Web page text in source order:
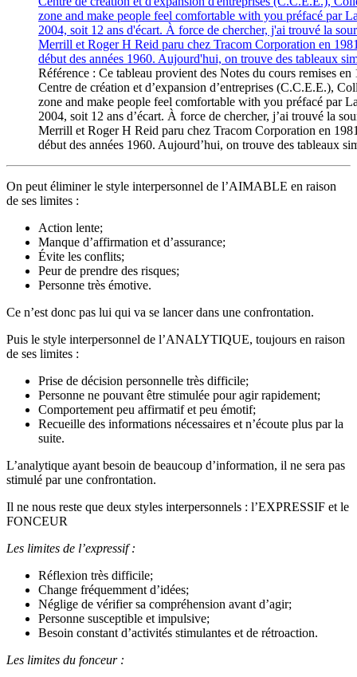
Référence : Ce tableau provient des Notes du cours remises
Centre de création et d’expansion d’entreprises (C.C.E.E.),
zone and make people feel comfortable with you préfacé par
2004, soit 12 ans d’écart. À force de chercher, j’ai trouvé la
Merrill et Roger H Reid paru chez Tracom Corporation en
début des années 1960. Aujourd’hui, on trouve des tableaux
On peut éliminer le style interpersonnel de l’AIMABLE en raison
de ses limites :
Action lente;
Manque d’affirmation et d’assurance;
Évite les conflits;
Peur de prendre des risques;
Personne très émotive.
Ce n’est donc pas lui qui va se lancer dans une confrontation.
Puis le style interpersonnel de l’ANALYTIQUE, toujours en raison
de ses limites :
Prise de décision personnelle très difficile;
Personne ne pouvant être stimulée pour agir rapidement;
Comportement peu affirmatif et peu émotif;
Recueille des informations nécessaires et n’écoute plus par la
suite.
L’analytique ayant besoin de beaucoup d’information, il ne sera pas
stimulé par une confrontation.
Il ne nous reste que deux styles interpersonnels : l’EXPRESSIF et le
FONCEUR
Les limites de l’expressif :
Réflexion très difficile;
Change fréquemment d’idées;
Néglige de vérifier sa compréhension avant d’agir;
Personne susceptible et impulsive;
Besoin constant d’activités stimulantes et de rétroaction.
Les limites du fonceur :